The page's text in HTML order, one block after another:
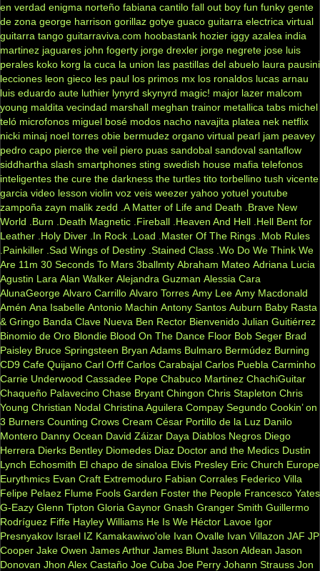
en verdad enigma norteño fabiana cantilo fall out boy fun funky gente
de zona george harrison gorillaz gotye guaco guitarra electrica virtual
guitarra tango guitarraviva.com hoobastank hozier iggy azalea india
martinez jaguares john fogerty jorge drexler jorge negrete jose luis
perales koko korg la cuca la union las pastillas del abuelo laura pausini
lecciones leon gieco les paul los primos mx los ronaldos lucas arnau
luis eduardo aute luthier lynyrd skynyrd magic! major lazer malcom
young maldita vecindad marshall meghan trainor metallica tabs michel
teló microfonos miguel bosé modos nacho navajita platea nek netflix
nicki minaj noel torres obie bermudez organo virtual pearl jam peavey
pedro capo pierce the veil piero puas sandobal sandoval santaflow
siddhartha slash smartphones sting swedish house mafia telefonos
inteligentes the cure the darkness the turtles tito torbellino tush vicente
garcia video lesson violin voz veis weezer yahoo yotuel youtube
zampoña zayn malik zedd .A Matter of Life and Death
.Brave New
World
.Burn .Death Magnetic .Fireball .Heaven And Hell .Hell Bent for
Leather .Holy Diver .In Rock .Load .Master Of The Rings .Mob Rules
.Painkiller .Sad Wings of Destiny .Stained Class .Wo Do We Think We
Are 11m 30 Seconds To Mars 3ballmty Abraham Mateo Adriana Lucia
Agustin Lara Alan Walker Alejandra Guzman Alessia Cara
AlunaGeorge Alvaro Carrillo Alvaro Torres Amy Lee Amy Macdonald
Amén Ana Isabelle Antonio Machin Antony Santos Auburn Baby Rasta
& Gringo Banda Clave Nueva Ben Rector Bienvenido Julian Guitiérrez
Binomio de Oro Blondie Blood On The Dance Floor Bob Seger Brad
Paisley Bruce Springsteen Bryan Adams Bulmaro Bermúdez Burning
CD9 Cafe Quijano Carl Orff Carlos Carabajal Carlos Puebla Carminho
Carrie Underwood Cassadee Pope Chabuco Martinez ChachiGuitar
Chaqueño Palavecino Chase Bryant Chingon Chris Stapleton Chris
Young Christian Nodal Christina Aguilera Compay Segundo Cookin’ on
3 Burners Counting Crows Cream César Portillo de la Luz Danilo
Montero Danny Ocean David Záizar Daya Diablos Negros Diego
Herrera Dierks Bentley Diomedes Diaz Doctor and the Medics Dustin
Lynch Echosmith El chapo de sinaloa Elvis Presley Eric Church Europe
Eurythmics Evan Craft Extremoduro Fabian Corrales Federico Villa
Felipe Pelaez Flume Fools Garden Foster the People Francesco Yates
G-Eazy Glenn Tipton Gloria Gaynor Gnash Granger Smith Guillermo
Rodríguez Fiffe Hayley Williams He Is We Héctor Lavoe Igor
Presnyakov Israel IZ Kamakawiwo'ole Ivan Ovalle Ivan Villazon JAF JP
Cooper Jake Owen James Arthur James Blunt Jason Aldean Jason
Donovan Jhon Alex Castaño Joe Cuba Joe Perry Johann Strauss Jon